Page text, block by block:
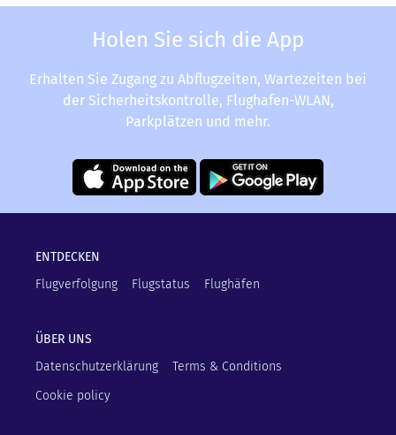
Holen Sie sich die App
Erhalten Sie Zugang zu Abflugzeiten, Wartezeiten bei
der Sicherheitskontrolle, Flughafen-WLAN,
Parkplätzen und mehr.
ENTDECKEN
Flugverfolgung
Flugstatus Flughäfen
ÜBER UNS
Datenschutzerklärung
Terms & Conditions
Cookie policy